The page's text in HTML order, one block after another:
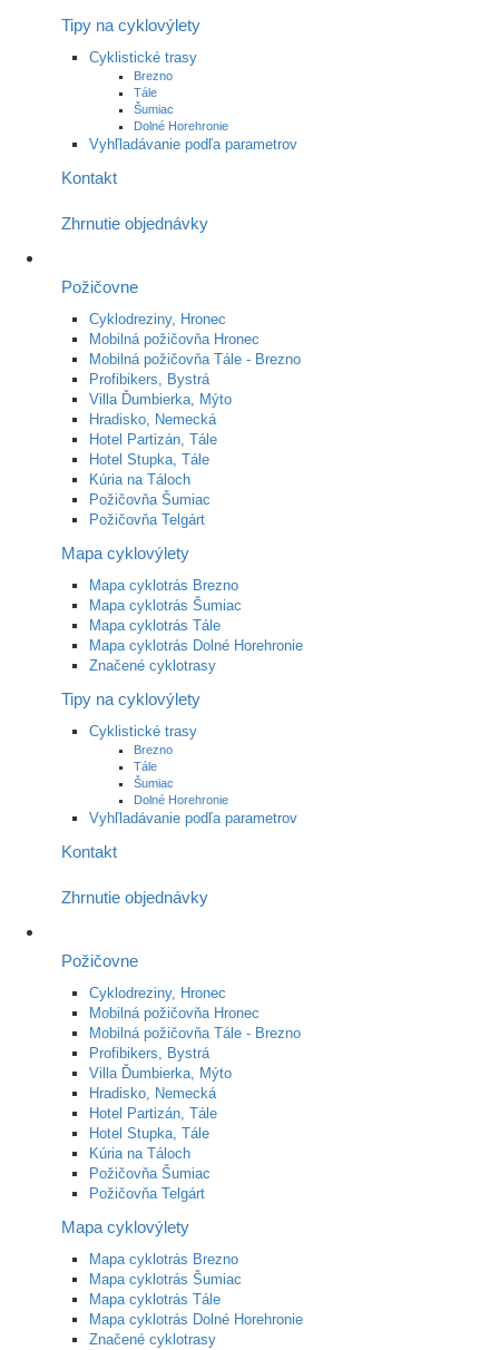
Tipy na cyklovýlety
Cyklistické trasy
Brezno
Tále
Šumiac
Dolné Horehronie
Vyhľladávanie podľa parametrov
Kontakt
Zhrnutie objednávky
Požičovne
Cyklodreziny, Hronec
Mobilná požičovňa Hronec
Mobilná požičovňa Tále - Brezno
Profibikers, Bystrá
Villa Ďumbierka, Mýto
Hradisko, Nemecká
Hotel Partizán, Tále
Hotel Stupka, Tále
Kúria na Táloch
Požičovňa Šumiac
Požičovňa Telgárt
Mapa cyklovýlety
Mapa cyklotrás Brezno
Mapa cyklotrás Šumiac
Mapa cyklotrás Tále
Mapa cyklotrás Dolné Horehronie
Značené cyklotrasy
Tipy na cyklovýlety
Cyklistické trasy
Brezno
Tále
Šumiac
Dolné Horehronie
Vyhľladávanie podľa parametrov
Kontakt
Zhrnutie objednávky
Požičovne
Cyklodreziny, Hronec
Mobilná požičovňa Hronec
Mobilná požičovňa Tále - Brezno
Profibikers, Bystrá
Villa Ďumbierka, Mýto
Hradisko, Nemecká
Hotel Partizán, Tále
Hotel Stupka, Tále
Kúria na Táloch
Požičovňa Šumiac
Požičovňa Telgárt
Mapa cyklovýlety
Mapa cyklotrás Brezno
Mapa cyklotrás Šumiac
Mapa cyklotrás Tále
Mapa cyklotrás Dolné Horehronie
Značené cyklotrasy